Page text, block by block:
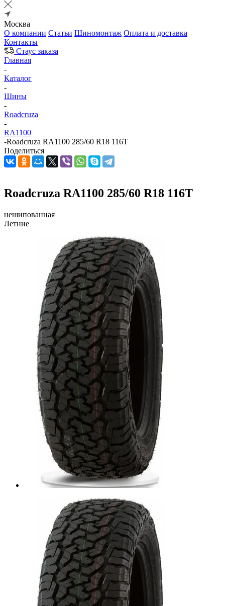
Москва
О компании Статьи Шиномонтаж Оплата и доставка
Контакты
Стаус заказа
Главная
-
Каталог
-
Шины
-
Roadcruza
-
RA1100
-Roadcruza RA1100 285/60 R18 116T
Поделиться
Roadcruza RA1100 285/60 R18 116T
нешипованная
Летние